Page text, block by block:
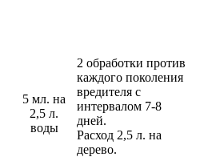
5 мл. на
2,5 л.
воды
2 обработки против
каждого поколения
вредителя с
интервалом 7-8
дней.
Расход 2,5 л. на
дерево.